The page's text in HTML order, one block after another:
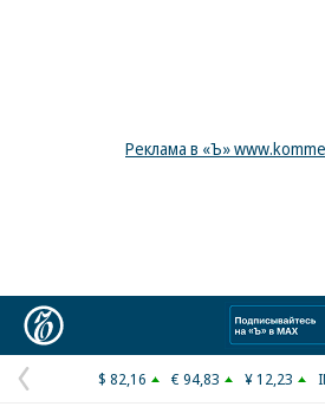
Реклама в «Ъ»
Предыдущая
$ 82,16 € 94,83 ¥ 12,23